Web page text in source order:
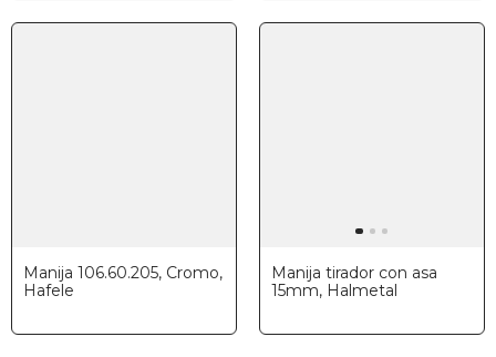
Manija 106.60.205, Cromo,
Hafele
Manija tirador con asa
15mm, Halmetal